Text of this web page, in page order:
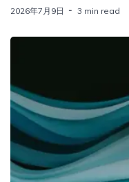
2026年7月9日 3 min read